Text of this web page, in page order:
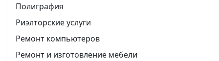
Полиграфия
Риэлторские услуги
Ремонт компьютеров
Ремонт и изготовление мебели